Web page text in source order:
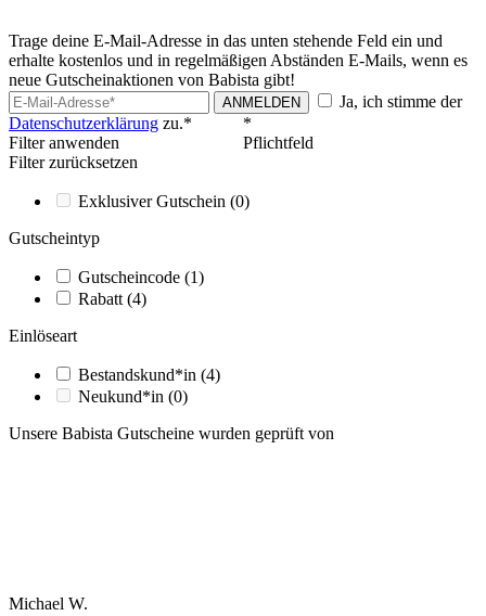
Trage deine E-Mail-Adresse in das unten stehende Feld ein und
erhalte kostenlos und in regelmäßigen Abständen E-Mails, wenn es
neue Gutscheinaktionen von Babista gibt!
ANMELDEN
Ja, ich stimme der
Datenschutzerklärung zu.*
*
Pflichtfeld
Filter anwenden
Filter zurücksetzen
Exklusiver Gutschein (0)
Gutscheintyp
Gutscheincode (1)
Rabatt (4)
Einlöseart
Bestandskund*in (4)
Neukund*in (0)
Unsere Babista Gutscheine wurden geprüft von
Michael W.